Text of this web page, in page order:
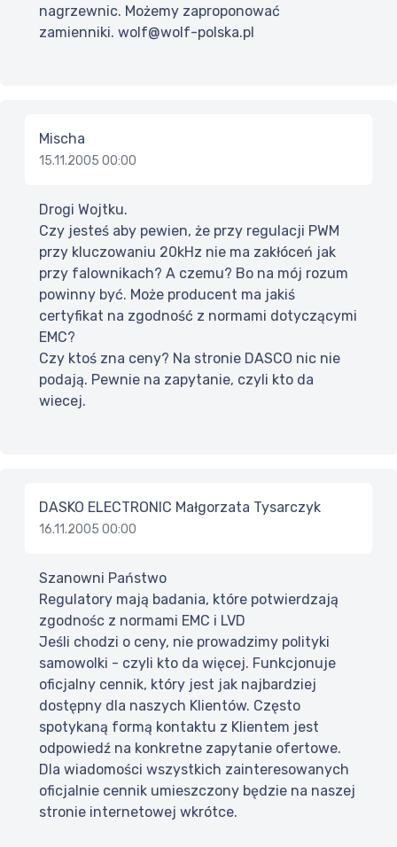
nagrzewnic. Możemy zaproponować
zamienniki. wolf@wolf-polska.pl
Mischa
15.11.2005 00:00
Drogi Wojtku.
Czy jesteś aby pewien, że przy regulacji PWM
przy kluczowaniu 20kHz nie ma zakłóceń jak
przy falownikach? A czemu? Bo na mój rozum
powinny być. Może producent ma jakiś
certyfikat na zgodność z normami dotyczącymi
EMC?
Czy ktoś zna ceny? Na stronie DASCO nic nie
podają. Pewnie na zapytanie, czyli kto da
wiecej.
DASKO ELECTRONIC Małgorzata Tysarczyk
16.11.2005 00:00
Szanowni Państwo
Regulatory mają badania, które potwierdzają
zgodnośc z normami EMC i LVD
Jeśli chodzi o ceny, nie prowadzimy polityki
samowolki - czyli kto da więcej. Funkcjonuje
oficjalny cennik, który jest jak najbardziej
dostępny dla naszych Klientów. Często
spotykaną formą kontaktu z Klientem jest
odpowiedź na konkretne zapytanie ofertowe.
Dla wiadomości wszystkich zainteresowanych
oficjalnie cennik umieszczony będzie na naszej
stronie internetowej wkrótce.